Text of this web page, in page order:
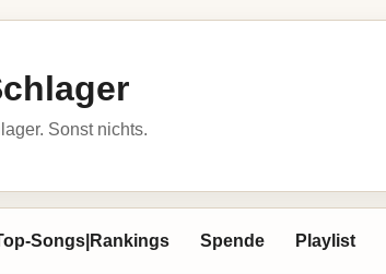
Sonst nichts.
Songs|Rankings Spende Playlist